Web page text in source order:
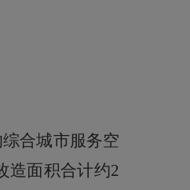
合城市服务空
造面积合计约2